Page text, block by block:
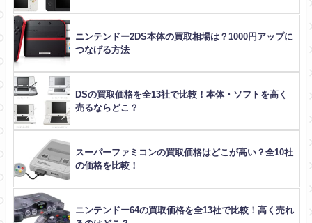
ニンテンドー2DS本体の買取相場は？1000円アップに
つなげる方法
DSの買取価格を全13社で比較！本体・ソフトを高く
売るならどこ？
スーパーファミコンの買取価格はどこが高い？全10社
の価格を比較！
ニンテンドー64の買取価格を全13社で比較！高く売れ